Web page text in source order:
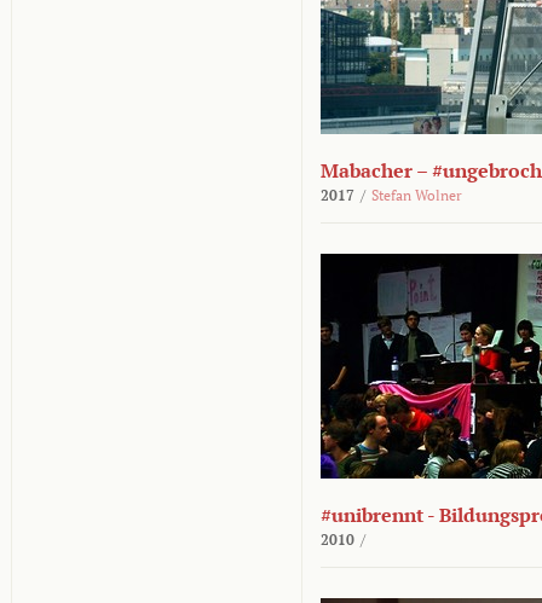
Mabacher –
2017 / Stefan Wolner
#unibrennt -
2010 /